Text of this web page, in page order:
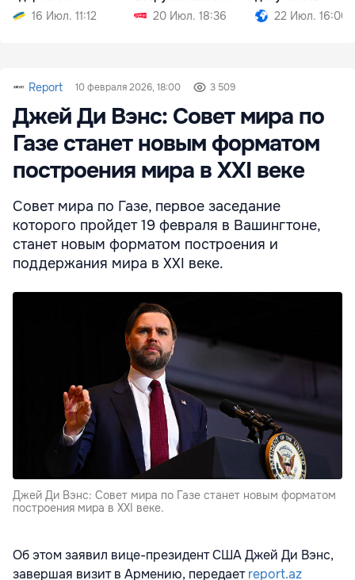
сдерживания
16 Июл. 11:12
20 Июл. 18:36
22 Июл. 16:00
Report 10 февраля 2026, 18:00 3 509
Джей Ди Вэнс: Совет мира по
Газе станет новым форматом
построения мира в XXI веке
Совет мира по Газе, первое заседание
которого пройдет 19 февраля в Вашингтоне,
станет новым форматом построения и
поддержания мира в XXI веке.
Джей Ди Вэнс: Совет мира по Газе станет новым форматом
построения мира в XXI веке.
Об этом заявил вице-президент США Джей Ди Вэнс,
завершая визит в Армению, передаетreport.az